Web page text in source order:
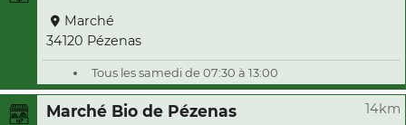
Marché
34120 Pézenas
Tous les samedi de 07:30 à 13:00
Marché Bio de Pézenas 14km